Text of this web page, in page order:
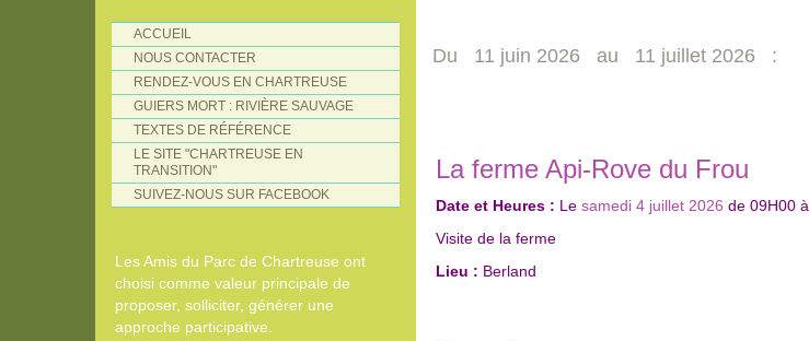
Du 11 juin 2026 au 11 juillet 2026 :
La ferme Api‑Rove du Frou
Date et Heures : Le samedi 4 juillet 2026 de 09H00à
Visite de la ferme
Lieu : Berland
ACCUEIL
NOUS CONTACTER
RENDEZ-VOUS EN CHARTREUSE
GUIERS MORT : RIVIÈRE SAUVAGE
TEXTES DE RÉFÉRENCE
LE SITE "CHARTREUSE EN
TRANSITION"
SUIVEZ-NOUS SUR FACEBOOK
Les Amis du Parc de Chartreuse ont
choisi comme valeur principale de
proposer, solliciter, générer une
approche participative.